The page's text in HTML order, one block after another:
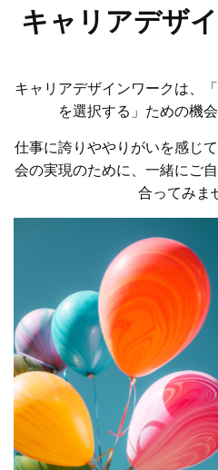
キャリアデザ
キャリアデザインワークは、
を選択する」ための機
仕事に誇りややりがいを感じ
会の実現のために、一緒にご
合ってみま